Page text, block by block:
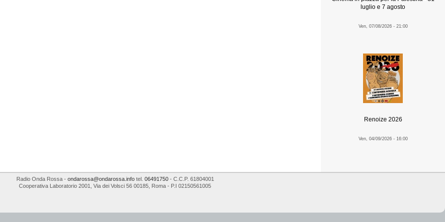
luglio e 7 agosto
Ven, 07/08/2026 - 21:00
Renoize 2026
Ven, 04/09/2026 - 16:00
Radio Onda Rossa- ondarossa@ondarossa.infotel. 06491750- C.C.P. 61804001
Cooperativa Laboratorio 2001
Via dei Volsci 56 00185 Roma - P.I 02150561005